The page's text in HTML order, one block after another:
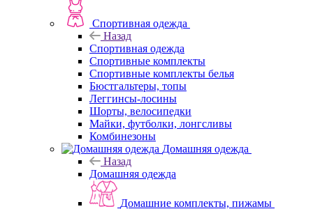
Спортивная одежда
Назад
Спортивная одежда
Спортивные комплекты
Спортивные комплекты белья
Бюстгальтеры, топы
Леггинсы-лосины
Шорты, велосипедки
Майки, футболки, лонгсливы
Комбинезоны
Домашняя одежда
Назад
Домашняя одежда
Домашние комплекты, пижамы